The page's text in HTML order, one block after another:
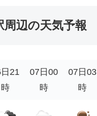
周辺の天気予報
21
時
07日00
時
07日03
時